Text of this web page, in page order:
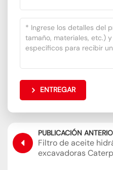
ENTREGAR
PUBLICACIÓN
Filtro de aceite
excavadoras